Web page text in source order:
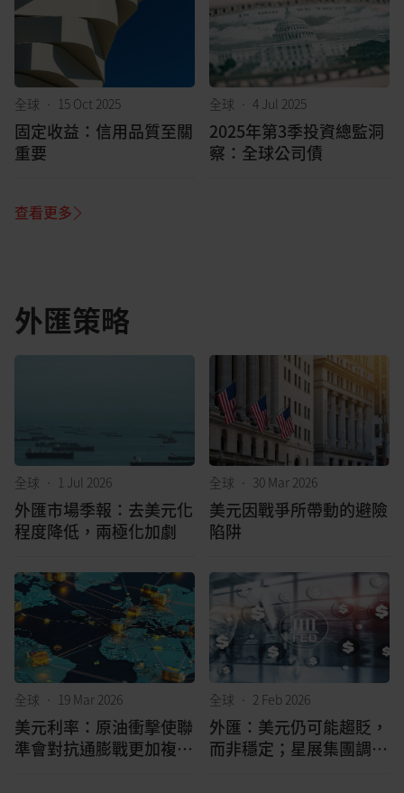
全球 • 15 Oct 2025
固定收益：信用品質至關
重要
全球 • 4 Jul 2025
2025年第3季投資總監洞
察：全球公司債
查看更多
外匯策略
全球 • 1 Jul 2026
外匯市場季報：去美元化
程度降低，兩極化加劇
全球 • 30 Mar 2026
美元因戰爭所帶動的避險
陷阱
全球 • 19 Mar 2026
美元利率：原油衝擊使聯
準會對抗通膨戰更加複雜
全球 • 2 Feb 2026
外匯：美元仍可能趨貶，
而非穩定；星展集團調整